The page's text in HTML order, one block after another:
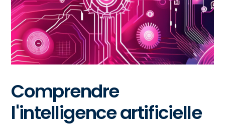
Comprendre
l'intelligence artificielle